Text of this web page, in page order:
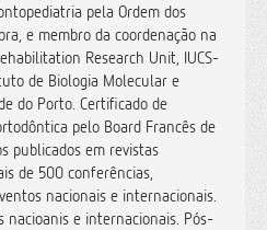
pela Ordem dos
e membro da coordenação na
Research Unit, IUCS-
de Biologia Molecular e
do Porto. Certificado de
pelo Board Francês de
publicados em revistas
de 500 conferências,
nacionais e internacionais.
nacioanis e internacionais. Pós-